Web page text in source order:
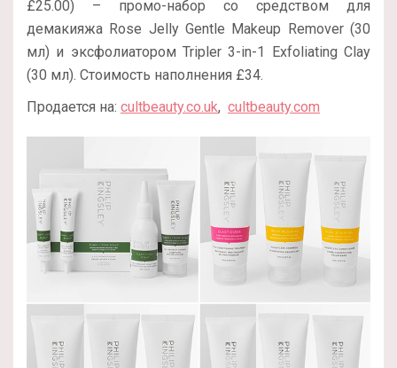
£25.00) – промо-набор со средством для
демакияжа Rose Jelly Gentle Makeup Remover (30
мл) и эксфолиатором Tripler 3-in-1 Exfoliating Clay
(30 мл). Стоимость наполнения £34.
Продается на: cultbeauty.co.uk, cultbeauty.com